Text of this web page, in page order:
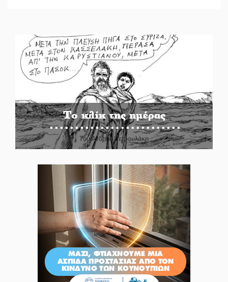
Το κλίκ της ημέρας
Του Ανδρέα Πετρουλάκη